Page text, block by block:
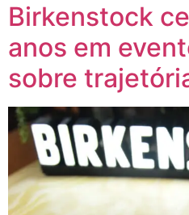
Birkenstock
anos em
sobre